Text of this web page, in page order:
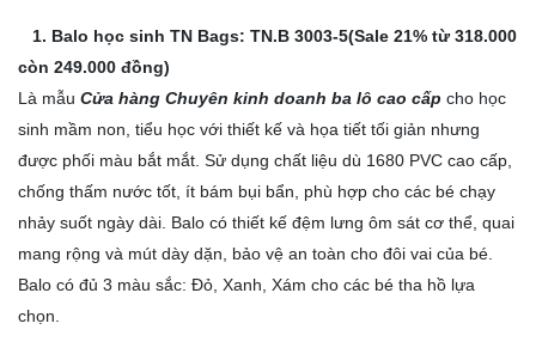
1. Balo học sinh TN Bags: TN.B 3003-5(Sale 21% từ 318.000
còn 249.000 đồng)
Là mẫu Cửa hàng Chuyên kinh doanh ba lô cao cấp cho học
sinh mầm non, tiểu học với thiết kế và họa tiết tối giản nhưng
được phối màu bắt mắt. Sử dụng chất liệu dù 1680 PVC cao cấp,
chống thấm nước tốt, ít bám bụi bẩn, phù hợp cho các bé chạy
nhảy suốt ngày dài. Balo có thiết kế đệm lưng ôm sát cơ thể, quai
mang rộng và mút dày dặn, bảo vệ an toàn cho đôi vai của bé.
Balo có đủ 3 màu sắc: Đỏ, Xanh, Xám cho các bé tha hồ lựa
chọn.